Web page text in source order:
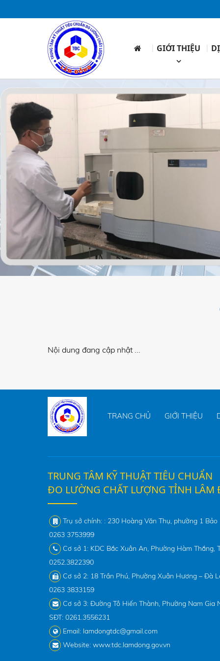
GIỚI THIỆU
Nội dung đang cập nhật ...
TRANG CHỦ GIỚI THIỆU
TRUNG TÂM KỸ THUẬT TIÊU CHUẨN
ĐO LƯỜNG CHẤT LƯỢNG TỈNH LÂM
Trụ sở chính: : 230 Hoàng Văn Thụ, phường 1
0263 3753999
Cơ sở 1: KDC Bắc Xuân An, Phường Hàm Thắng,
0252.3822390
Cơ sở 2: 18 Trần Phú, Phường Xuân Hương – Đà
0263 3833159
Cơ sở 3: Đường Tô Hiến Thành, Phường Nam Gia
SĐT: 0261.3556231
Email: lamdongtdc@gmail.com
Website: www.tdc.lamdong.gov.vn